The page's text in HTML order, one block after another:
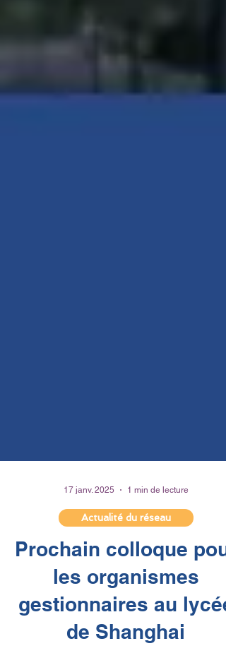
17 janv. 2025 1 min de lecture
Actualité du réseau
Prochain colloque pour
les organismes